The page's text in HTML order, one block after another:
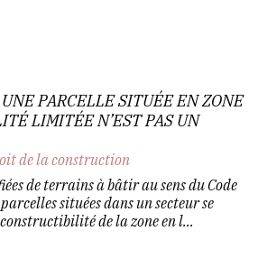
PARCELLE SITUÉE EN ZONE
LIMITÉE N’EST PAS UN
de la construction
de terrains à bâtir au sens du Code
situées dans un secteur se
de la zone en l...